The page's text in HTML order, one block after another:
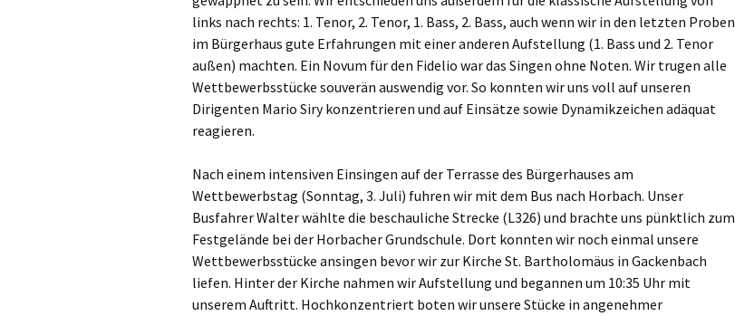
links nach rechts: 1. Tenor, 2. Tenor, 1. Bass, 2. Bass, auch wenn wir in den letzten Proben
im Bürgerhaus gute Erfahrungen mit einer anderen Aufstellung (1. Bass und 2. Tenor
außen) machten. Ein Novum für den Fidelio war das Singen ohne Noten. Wir trugen alle
Wettbewerbsstücke souverän auswendig vor. So konnten wir uns voll auf unseren
Dirigenten Mario Siry konzentrieren und auf Einsätze sowie Dynamikzeichen adäquat
reagieren.
Nach einem intensiven Einsingen auf der Terrasse des Bürgerhauses am
Wettbewerbstag (Sonntag, 3. Juli) fuhren wir mit dem Bus nach Horbach. Unser
Busfahrer Walter wählte die beschauliche Strecke (L326) und brachte uns pünktlich zum
Festgelände bei der Horbacher Grundschule. Dort konnten wir noch einmal unsere
Wettbewerbsstücke ansingen bevor wir zur Kirche St. Bartholomäus in Gackenbach
liefen. Hinter der Kirche nahmen wir Aufstellung und begannen um 10:35 Uhr mit
unserem Auftritt. Hochkonzentriert boten wir unsere Stücke in angenehmer